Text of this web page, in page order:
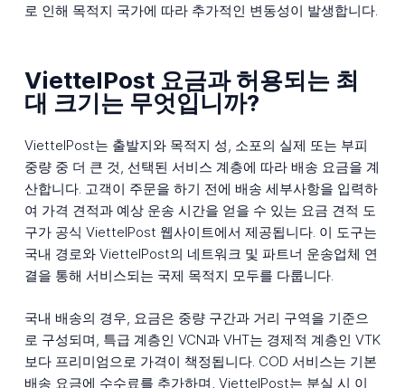
로 인해 목적지 국가에 따라 추가적인 변동성이 발생합니다.
ViettelPost 요금과 허용되는 최
대 크기는 무엇입니까?
ViettelPost는 출발지와 목적지 성, 소포의 실제 또는 부피
중량 중 더 큰 것, 선택된 서비스 계층에 따라 배송 요금을 계
산합니다. 고객이 주문을 하기 전에 배송 세부사항을 입력하
여 가격 견적과 예상 운송 시간을 얻을 수 있는 요금 견적 도
구가 공식 ViettelPost 웹사이트에서 제공됩니다. 이 도구는
국내 경로와 ViettelPost의 네트워크 및 파트너 운송업체 연
결을 통해 서비스되는 국제 목적지 모두를 다룹니다.
국내 배송의 경우, 요금은 중량 구간과 거리 구역을 기준으
로 구성되며, 특급 계층인 VCN과 VHT는 경제적 계층인 VTK
보다 프리미엄으로 가격이 책정됩니다. COD 서비스는 기본
배송 요금에 수수료를 추가하며, ViettelPost는 분실 시 이